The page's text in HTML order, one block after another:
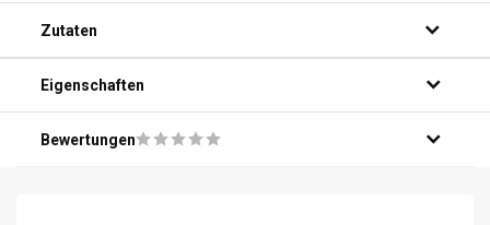
feuchtes Haar auf.
Schritt 2: Verteilen Sie das Produkt gleichmäßig im Haar.
Schritt 3: Lassen Sie das Produkt 5-10 Minuten einwirken.
Schritt 5: Genießen Sie das Ergebnis.
Zutaten
Eigenschaften
Bewertungen